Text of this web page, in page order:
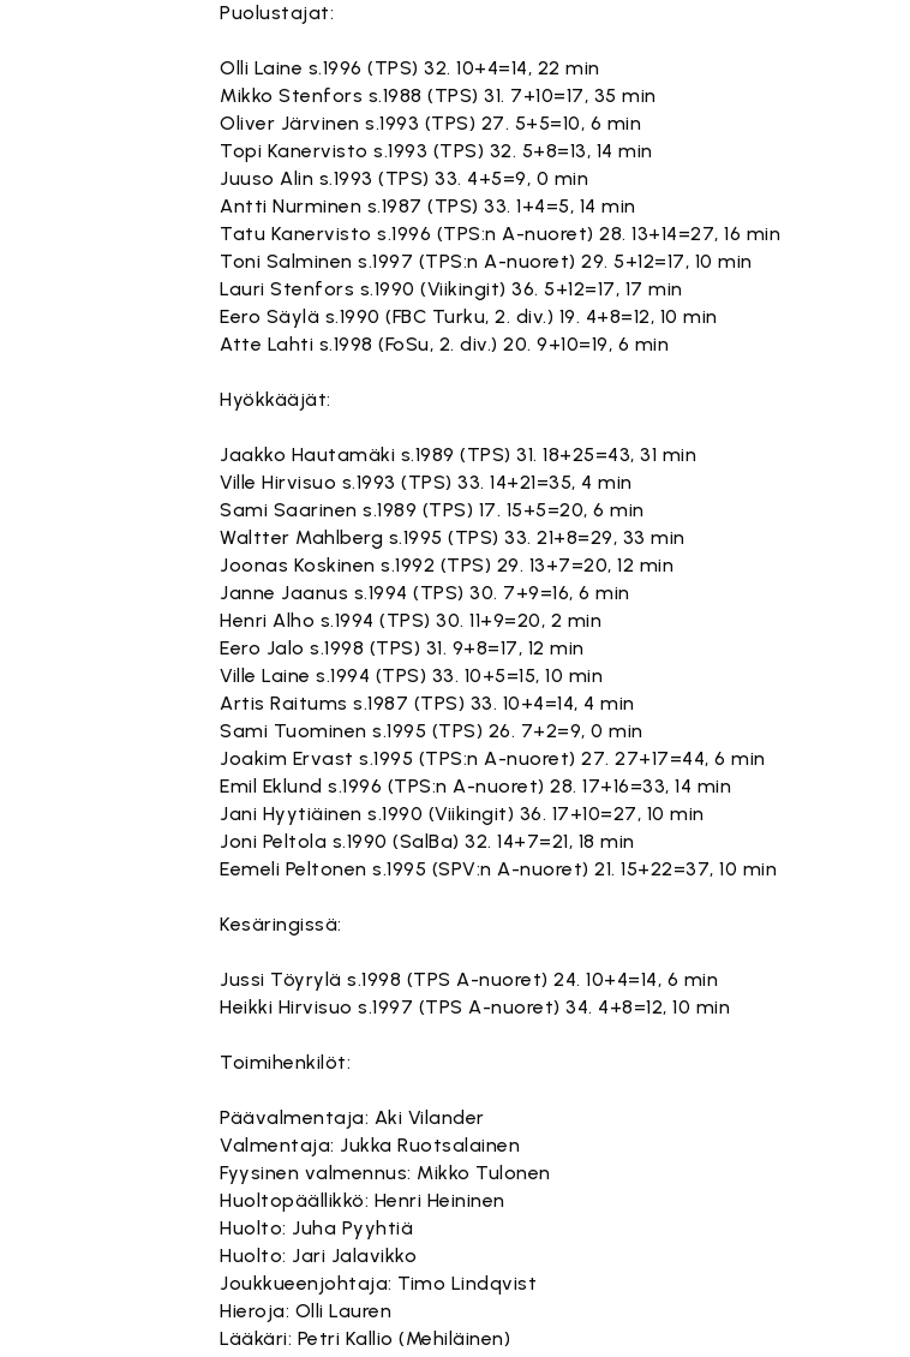
Puolustajat:
Olli Laine s.1996 (TPS) 32. 10+4=14, 22 min
Mikko Stenfors s.1988 (TPS) 31. 7+10=17, 35 min
Oliver Järvinen s.1993 (TPS) 27. 5+5=10, 6 min
Topi Kanervisto s.1993 (TPS) 32. 5+8=13, 14 min
Juuso Alin s.1993 (TPS) 33. 4+5=9, 0 min
Antti Nurminen s.1987 (TPS) 33. 1+4=5, 14 min
Tatu Kanervisto s.1996 (TPS:n A-nuoret) 28. 13+14=27, 16 min
Toni Salminen s.1997 (TPS:n A-nuoret) 29. 5+12=17, 10 min
Lauri Stenfors s.1990 (Viikingit) 36. 5+12=17, 17 min
Eero Säylä s.1990 (FBC Turku, 2. div.) 19. 4+8=12, 10 min
Atte Lahti s.1998 (FoSu, 2. div.) 20. 9+10=19, 6 min
Hyökkääjät:
Jaakko Hautamäki s.1989 (TPS) 31. 18+25=43, 31 min
Ville Hirvisuo s.1993 (TPS) 33. 14+21=35, 4 min
Sami Saarinen s.1989 (TPS) 17. 15+5=20, 6 min
Waltter Mahlberg s.1995 (TPS) 33. 21+8=29, 33 min
Joonas Koskinen s.1992 (TPS) 29. 13+7=20, 12 min
Janne Jaanus s.1994 (TPS) 30. 7+9=16, 6 min
Henri Alho s.1994 (TPS) 30. 11+9=20, 2 min
Eero Jalo s.1998 (TPS) 31. 9+8=17, 12 min
Ville Laine s.1994 (TPS) 33. 10+5=15, 10 min
Artis Raitums s.1987 (TPS) 33. 10+4=14, 4 min
Sami Tuominen s.1995 (TPS) 26. 7+2=9, 0 min
Joakim Ervast s.1995 (TPS:n A-nuoret) 27. 27+17=44, 6 min
Emil Eklund s.1996 (TPS:n A-nuoret) 28. 17+16=33, 14 min
Jani Hyytiäinen s.1990 (Viikingit) 36. 17+10=27, 10 min
Joni Peltola s.1990 (SalBa) 32. 14+7=21, 18 min
Eemeli Peltonen s.1995 (SPV:n A-nuoret) 21. 15+22=37, 10 min
Kesäringissä:
Jussi Töyrylä s.1998 (TPS A-nuoret) 24. 10+4=14, 6 min
Heikki Hirvisuo s.1997 (TPS A-nuoret) 34. 4+8=12, 10 min
Toimihenkilöt:
Päävalmentaja: Aki Vilander
Valmentaja: Jukka Ruotsalainen
Fyysinen valmennus: Mikko Tulonen
Huoltopäällikkö: Henri Heininen
Huolto: Juha Pyyhtiä
Huolto: Jari Jalavikko
Joukkueenjohtaja: Timo Lindqvist
Hieroja: Olli Lauren
Lääkäri: Petri Kallio (Mehiläinen)